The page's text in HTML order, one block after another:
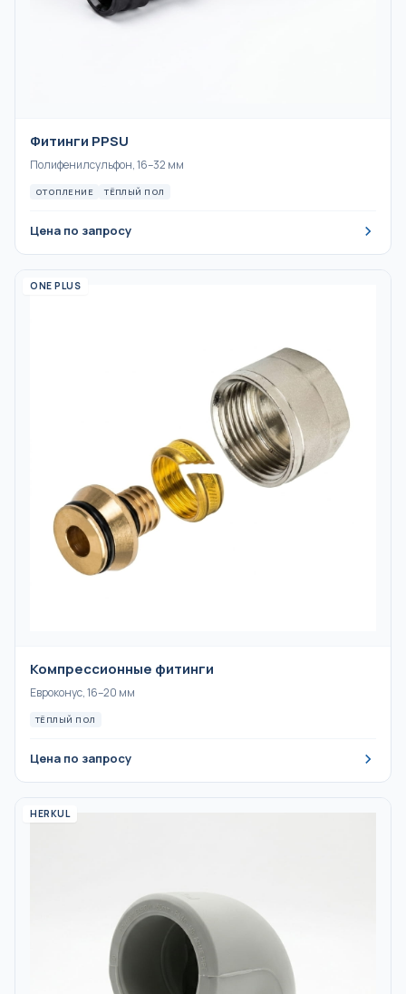
Фитинги PPSU
Полифенилсульфон, 16–32 мм
ОТОПЛЕНИЕ ТЁПЛЫЙ ПОЛ
Цена по запросу
ONE PLUS
Компрессионные фитинги
Евроконус, 16–20 мм
ТЁПЛЫЙ ПОЛ
Цена по запросу
HERKUL